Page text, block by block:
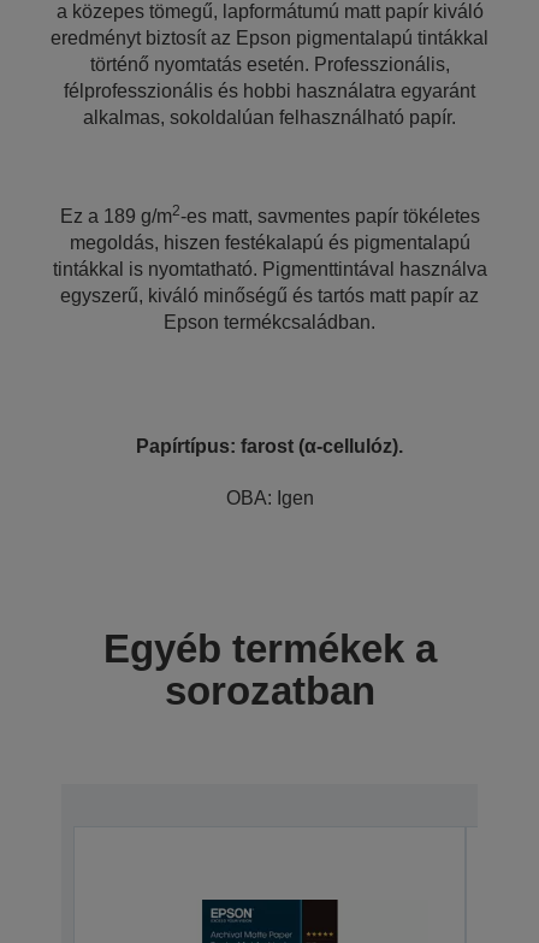
a közepes tömegű, lapformátumú matt papír kiváló
eredményt biztosít az Epson pigmentalapú tintákkal
történő nyomtatás esetén. Professzionális,
félprofesszionális és hobbi használatra egyaránt
alkalmas, sokoldalúan felhasználható papír.
Ez a 189 g/m2-es matt, savmentes papír tökéletes
megoldás, hiszen festékalapú és pigmentalapú
tintákkal is nyomtatható. Pigmenttintával használva
egyszerű, kiváló minőségű és tartós matt papír az
Epson termékcsaládban.
Papírtípus: farost (α-cellulóz).
OBA: Igen
Egyéb termékek a
sorozatban